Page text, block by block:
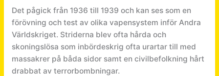
Det pågick från 1936 till 1939 och kan ses som en
förövning och test av olika vapensystem inför Andra
Världskriget. Striderna blev ofta hårda och
skoningslösa som inbördeskrig ofta urartar till med
massakrer på båda sidor samt en civilbefolkning hårt
drabbat av terrorbombningar.